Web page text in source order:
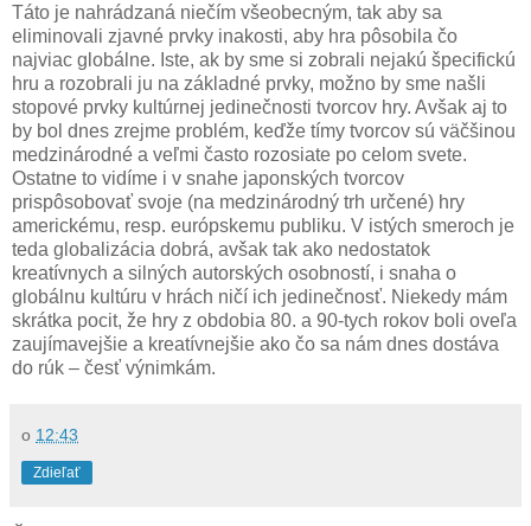
Táto je nahrádzaná niečím všeobecným, tak aby sa
eliminovali zjavné prvky inakosti, aby hra pôsobila čo
najviac globálne. Iste, ak by sme si zobrali nejakú špecifickú
hru a rozobrali ju na základné prvky, možno by sme našli
stopové prvky kultúrnej jedinečnosti tvorcov hry. Avšak aj to
by bol dnes zrejme problém, keďže tímy tvorcov sú väčšinou
medzinárodné a veľmi často rozosiate po celom svete.
Ostatne to vidíme i v snahe japonských tvorcov
prispôsobovať svoje (na medzinárodný trh určené) hry
americkému, resp. európskemu publiku. V istých smeroch je
teda globalizácia dobrá, avšak tak ako nedostatok
kreatívnych a silných autorských osobností, i snaha o
globálnu kultúru v hrách ničí ich jedinečnosť. Niekedy mám
skrátka pocit, že hry z obdobia 80. a 90-tych rokov boli oveľa
zaujímavejšie a kreatívnejšie ako čo sa nám dnes dostáva
do rúk – česť výnimkám.
o 12:43
Zdieľať